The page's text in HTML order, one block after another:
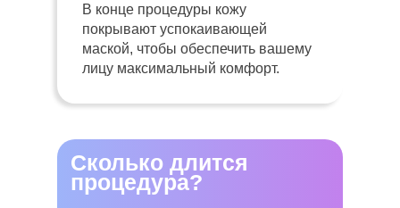
В конце процедуры кожу
покрывают успокаивающей
маской, чтобы обеспечить вашему
лицу максимальный комфорт.
Сколько длится
процедура?